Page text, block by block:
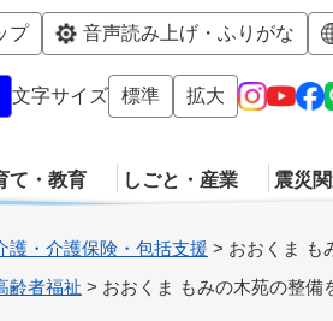
ューを飛ばして本文へ
プ 音声読み上げ・ふりがな
文字サイズ 標準 拡大
て・教育 しごと・産業 震災
護・介護保険・包括支援 > おおくま も
齢者福祉 > おおくま もみの木苑の整備